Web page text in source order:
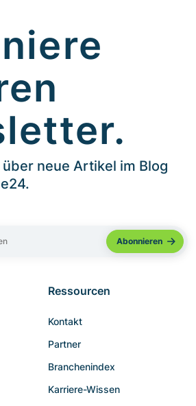
neue Artikel im Blog
Ressourcen
Kontakt
Partner
Branchenindex
Karriere-Wissen